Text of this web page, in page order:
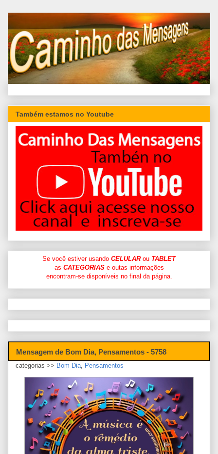
Também estamos no Youtube
Se você estiver usando CELULARou TABLET
as CATEGORIASe outas informações
encontram-se disponíveis no final da página.
Mensagem de Bom Dia, Pensamentos - 5758
categorias >> Bom Dia, Pensamentos